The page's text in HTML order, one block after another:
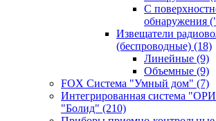
С
обнаружения
Извещатели
(беспроводные) (18)
Линейные (9)
Объемные (9)
FOX Система "Умный дом" (7)
Интегрированная система
"Болид" (210)